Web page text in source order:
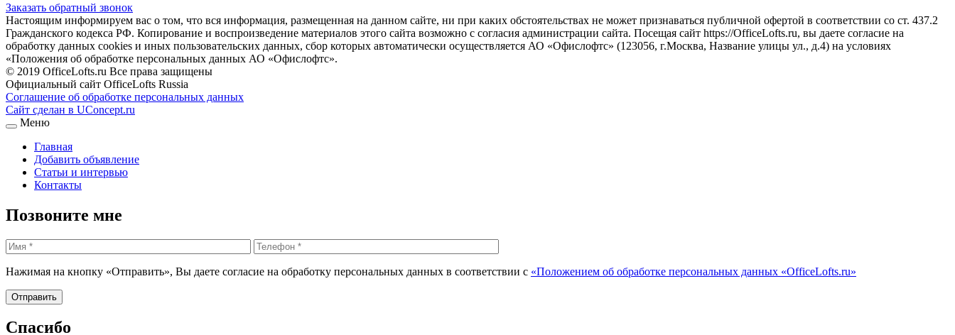
Заказать обратный звонок
Настоящим информируем вас о том, что вся информация, размещенная на данном сайте, ни при каких обстоятельствах не может признаваться публичной офертой в соответствии со ст. 437.2
Гражданского кодекса РФ. Копирование и воспроизведение материалов этого сайта возможно с согласия администрации сайта. Посещая сайт https://OfficeLofts.ru, вы даете согласие на
обработку данных cookies и иных пользовательских данных, сбор которых автоматически осуществляется АО «Офислофтс» (123056, г.Москва, Название улицы ул., д.4) на условиях
«Положения об обработке персональных данных АО «Офислофтс».
© 2019 OfficeLofts.ru Все права защищены
Официальный сайт OfficeLofts Russia
Соглашение об обработке персональных данных
Сайт сделан в UConcept.ru
Меню
Главная
Добавить объявление
Статьи и интервью
Контакты
Позвоните мне
Нажимая на кнопку «Отправить», Вы даете согласие на обработку персональных данных в соответствии с «Положением об обработке персональных данных «OfficeLofts.ru»
Спасибо